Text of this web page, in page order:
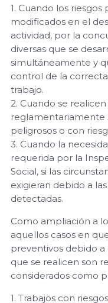
1. Cuando los
modificados en el
actividad, por la
diversas que se
simultáneamente y
control de la
trabajo.
2. Cuando se
reglamentariamente
peligrosos o con
3. Cuando la
requerida por la
Social, si las
exigieran debido a
detectadas.
Como ampliación a
aquellos casos en
preventivos debido a
que se realicen son
considerados como
1. Trabajos con